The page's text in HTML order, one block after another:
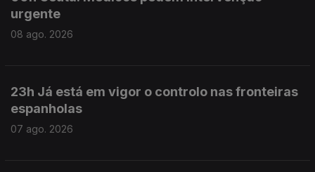
urgente
08 ago. 2026
23h Já está em vigor o controlo nas fronteiras
espanholas
07 ago. 2026